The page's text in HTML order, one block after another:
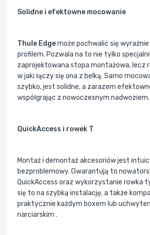
Solidne i efektowne mocowanie
Thule Edgemoże pochwalić się
profilem. Pozwala na to nie tylko
zaprojektowana stopa montażowa, lecz
w jaki łączy się ona z belką. Samo
szybko, jest solidne, a zarazem
współgrając z nowoczesnym nadwoziem.
QuickAccess i rowek T
Montaż i demontaż akcesoriów jest
bezproblemowy. Gwarantują to
QuickAccess oraz wykorzystanie rowka
się to na szybką instalację, a także
praktycznie każdym boxem lub
narciarskim .